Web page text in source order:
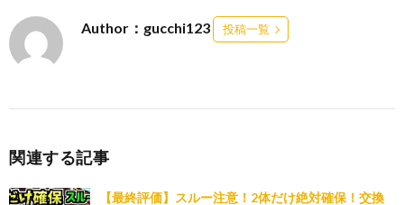
Author：gucchi123 投稿一覧
関連する記事
【最終評価】スルー注意！2体だけ絶対確保！交換